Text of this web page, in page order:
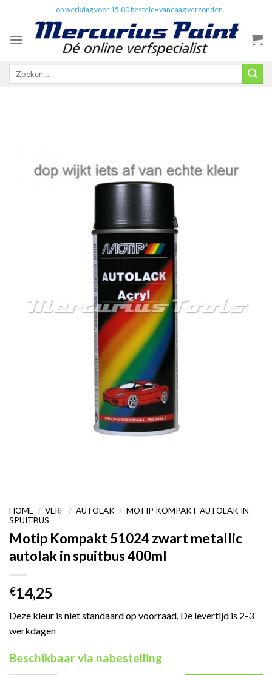
content
op werkdag voor 15:00 besteld=vandaag verzonden
Zoeken
HOME / VERF / AUTOLAK / MOTIP KOMPAKT AUTOLAK IN
SPUITBUS
Motip Kompakt 51024 zwart metallic
autolak in spuitbus 400ml
€14,25
Deze kleur is niet standaard op voorraad. De levertijd is 2-3
werkdagen
Beschikbaar via nabestelling